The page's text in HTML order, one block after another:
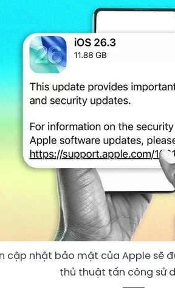
cập nhật bảo mật của Apple sẽ
thủ thuật tấn công sử